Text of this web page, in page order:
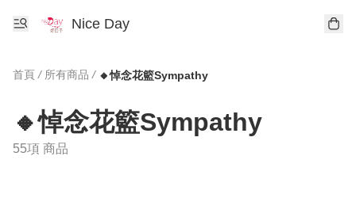
Nice Day
首頁 / 所有商品 / 🔸️悼念花籃Sympathy
🔸️悼念花籃Sympathy
55項 商品